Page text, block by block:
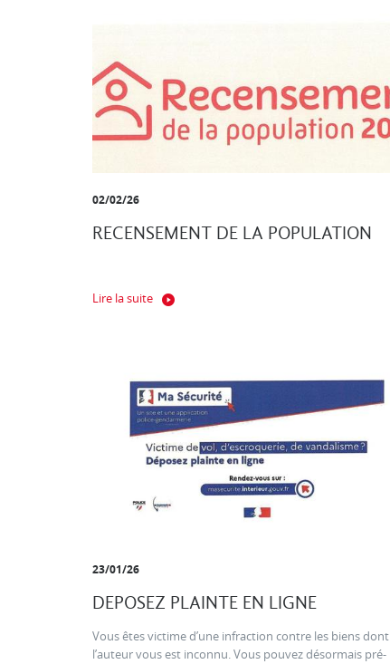
02/02/26
RECENSEMENT DE LA POPULATION
Lire la suite
23/01/26
DEPOSEZ PLAINTE EN LIGNE
Vous êtes victime d’une infraction contre les biens dont
l’auteur vous est inconnu. Vous pouvez désormais pré-